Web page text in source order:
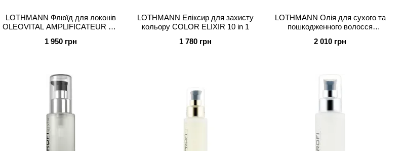
LOTHMANN Флюїд для локонів
OLEOVITAL AMPLIFICATEUR DE
1 950 грн
LOTHMANN Еліксир для захисту
кольору COLOR ELIXIR 10 in 1
1 780 грн
LOTHMANN Олія для сухого та
пошкодженного волосся
2 010 грн